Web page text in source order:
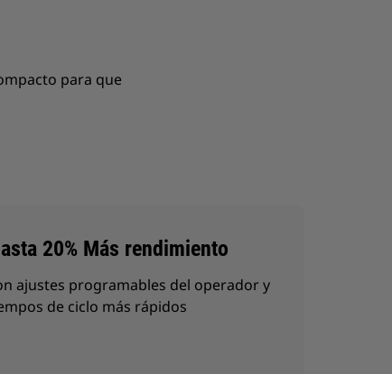
para que
20% Más rendimiento
ajustes programables del operador y
de ciclo más rápidos